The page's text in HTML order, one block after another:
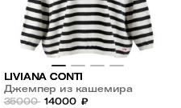
LIVIANA CONTI
Джемпер из кашемира
35000 14000 ₽